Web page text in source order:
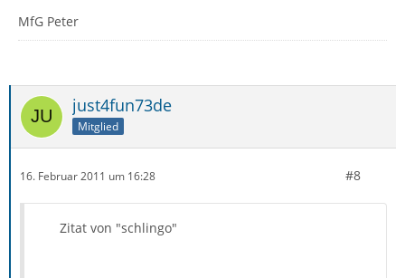
MfG Peter
just4fun73de
Mitglied
16. Februar 2011 um 16:28 #8
Zitat von "schlingo"